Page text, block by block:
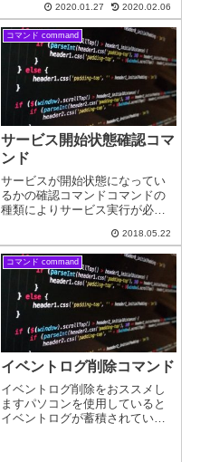
ために最後に自身を削除するフ
ァイルを使用していたので、そ
の記憶を辿ってみました。実行
したバッチファイル削除コマン
ドファイルを実行し...
2020.01.27 2020.02.06
コマンド command
サービス開始状態確認コマ
ンド
サービスが開始状態になってい
るかの確認コマンドコマンドの
種類によりサービス実行が必須
ます。最近のWindowsはパソコ
ンの負荷を減らすためにサービ
スが実行していないことがある
ようです。確認するコマンドを
記述すると...
2018.05.22
コマンド command
イベントログ削除コマンド
イベントログ削除をおススメし
ますパソコンを使用していると
イベントログが蓄積されていき